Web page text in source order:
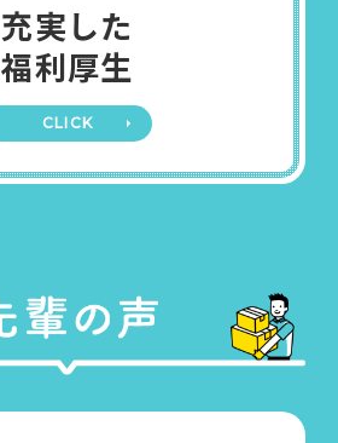
充実した
福利厚生
CLICK